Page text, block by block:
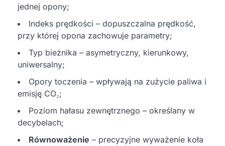
jednej opony;
Indeks prędkości – dopuszczalna prędkość,
przy której opona zachowuje parametry;
Typ bieżnika – asymetryczny, kierunkowy,
uniwersalny;
Opory toczenia – wpływają na zużycie paliwa i
emisję CO₂;
Poziom hałasu zewnętrznego – określany w
decybelach;
Równoważenie – precyzyjne wyważenie koła